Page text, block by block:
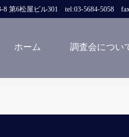
8 第6松屋ビル301 tel:03-5684-5058
ホーム 調査会につい